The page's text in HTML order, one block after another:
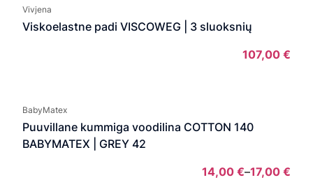
Vivjena
Viskoelastne padi VISCOWEG | 3 sluoksnių
107,00 €
BabyMatex
Puuvillane kummiga voodilina COTTON 140
BABYMATEX | GREY 42
14,00 €–17,00 €